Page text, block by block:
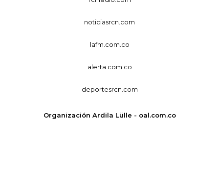
noticiasrcn.com
lafm.com.co
alerta.com.co
deportesrcn.com
Organización Ardila Lülle - oal.com.co